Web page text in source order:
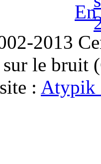
2013
sur le bruit
: Atypik